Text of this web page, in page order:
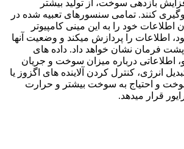
بازدهی سوخت، از تولید بیشتر
کنند. تمامی سنسورهای تعبیه شده در
خود را به این مینی کامپیوتر
اطلاعات را پردازش میکند و وضعیت آنها
فرمان نشان خواهد داد. داده های
اطلاعاتی درباره میزان سوخت و جریان
انرژی، کنترل کردن آلاینده های اگزوز یا
و احتیاج به سوخت بیشتر و حرارت
قرار میدهد.